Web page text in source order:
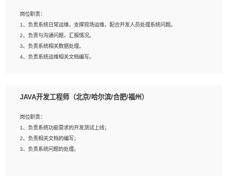
征，可独立提出完整的优化方案,并推动方案执行达成结果；熟练使用PPT、
WORD、EXCEL等办公软件；
3、深入理解公司各项AI产品和技术信息；具有较强的文档编写能力，能独立撰写
PPT、方案建议书等，面试时需携带个人制作的专业PPT文件进行展示。
岗位职责：
1、负责系统日常运维，支撑现场运维，配合开发人员处理系统问题。
2、负责与沟通问题，汇报情况。
3、负责系统相关数据处理。
4、负责系统运维相关文档编写。
岗位要求：
2、精通linux命令。
3、熟悉oracle、mysql 数据库。
4、善于沟通，具有良好的团队合作精神和协作能力。
5、必须有实际的生产环境系统维护经验。
JAVA开发工程师（北京/哈尔滨/合肥/福州）
岗位职责：
1、负责系统功能需求的开发测试上线；
2、负责相关文档的编写；
3、负责系统问题的处理。